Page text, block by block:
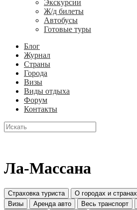
Экскурсии
Ж/д билеты
Автобусы
Готовые туры
Блог
Журнал
Страны
Города
Визы
Виды отдыха
Форум
Контакты
Ла-Массана
Страховка туриста О городах и странах
Визы
Аренда авто Весь транспорт